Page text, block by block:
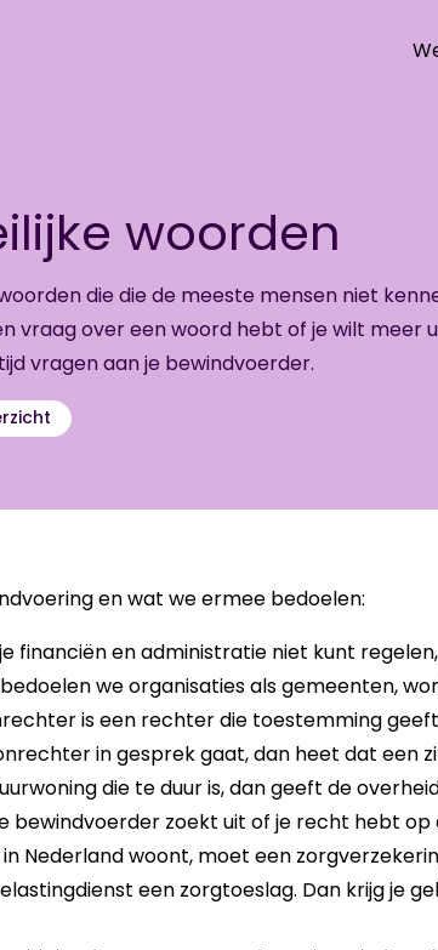
woorden
die die de mees­te men­sen niet
vraag over een woord hebt of je wilt meer
vra­gen aan je be­wind­voer­der.
en wat we ermee be­doe­len:
financiën en administratie niet kunt
we organisaties als gemeenten,
is een rechter die toestemming
in gesprek gaat, dan heet dat een
die te duur is, dan geeft de
bewindvoerder zoekt uit of je recht hebt op
Nederland woont, moet een
een zorgtoeslag. Dan krijg je